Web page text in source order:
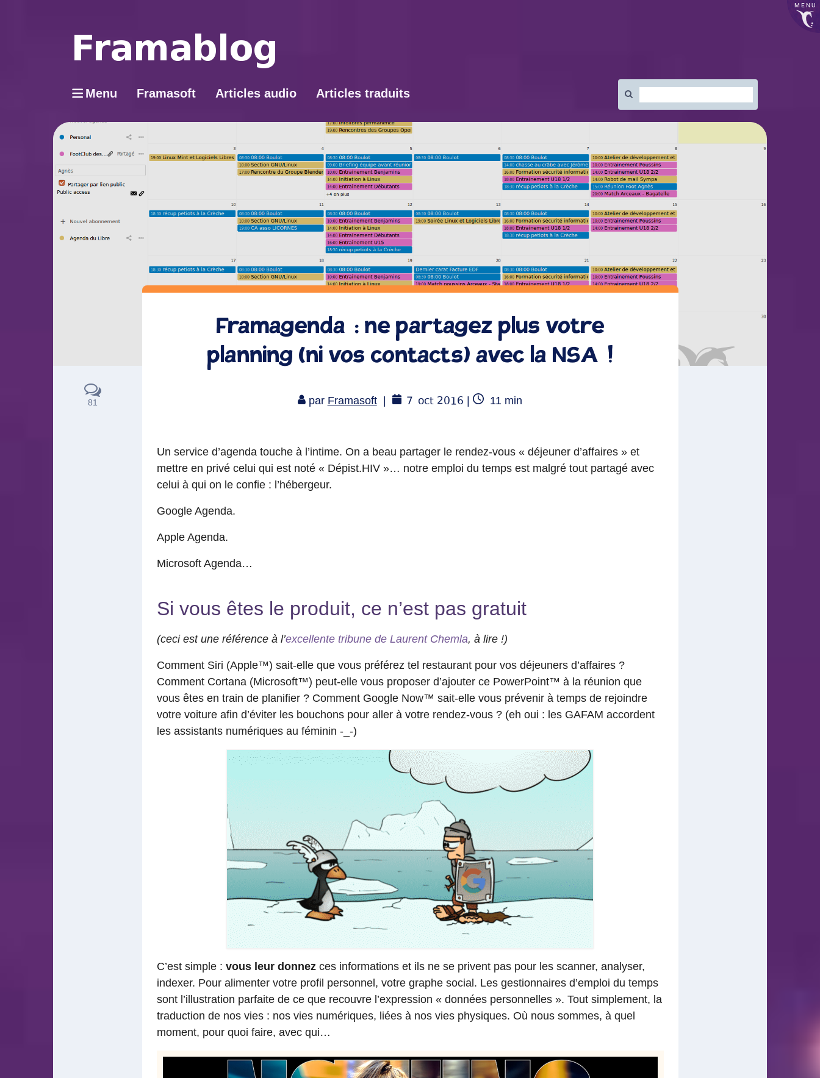
MENU
Menu Framasoft Articles audio Articles traduits
:
81
Framagenda : ne partagez plus votre
planning (ni vos contacts) avec la NSA !
par Framasoft 7 oct 2016 |
Temps
11 min
Un service d’agenda touche à l’intime. On a beau partager le rendez-vous « déjeuner d’affaires » et
mettre en privé celui qui est noté « Dépist.HIV »… notre emploi du temps est malgré tout partagé avec
celui à qui on le confie : l’hébergeur.
Google Agenda.
Apple Agenda.
Microsoft Agenda…
Si vous êtes le produit, ce n’est pas gratuit
(ceci est une référence à l’excellente tribune de Laurent Chemla, à lire !)
Comment Siri (Apple™) sait-elle que vous préférez tel restaurant pour vos déjeuners d’affaires ?
Comment Cortana (Microsoft™) peut-elle vous proposer d’ajouter ce PowerPoint™ à la réunion que
vous êtes en train de planifier ? Comment Google Now™ sait-elle vous prévenir à temps de rejoindre
votre voiture afin d’éviter les bouchons pour aller à votre rendez-vous ? (eh oui : les GAFAM accordent
les assistants numériques au féminin -_-)
C’est simple : vous leur donnezces informations et ils ne se privent pas pour les scanner, analyser,
indexer. Pour alimenter votre profil personnel, votre graphe social. Les gestionnaires d’emploi du temps
sont l’illustration parfaite de ce que recouvre l’expression « données personnelles ». Tout simplement, la
traduction de nos vies : nos vies numériques, liées à nos vies physiques. Où nous sommes, à quel
moment, pour quoi faire, avec qui…